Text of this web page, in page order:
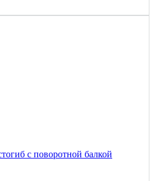
с поворотной балкой